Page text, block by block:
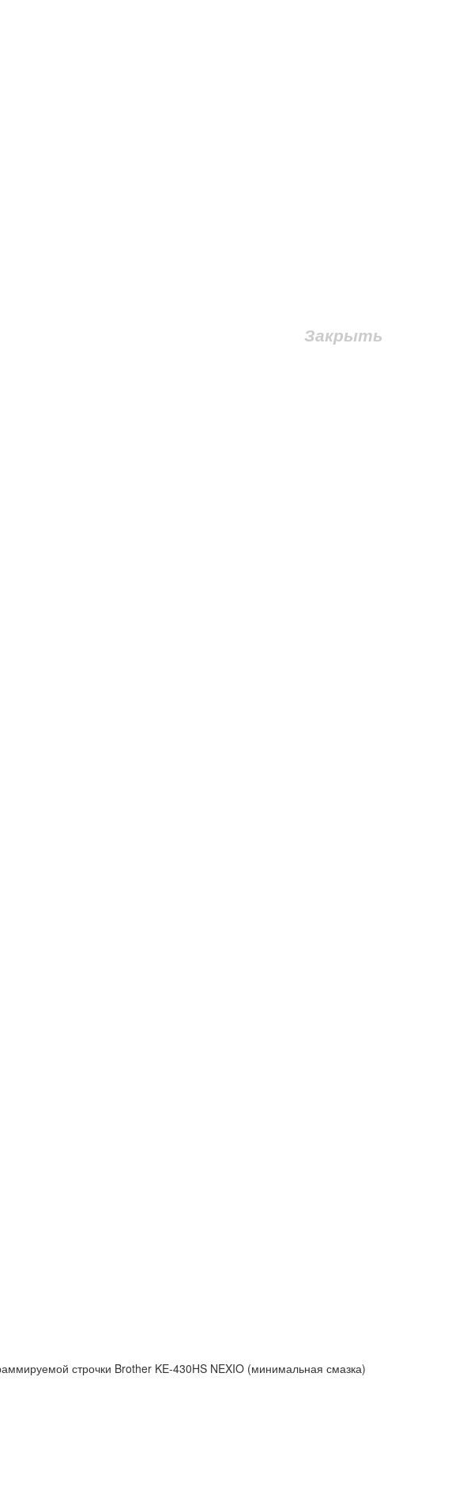
Закрыть
строчки Brother KE-430HS NEXIO (минимальная смазка)